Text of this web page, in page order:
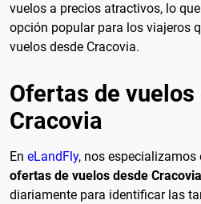
vuelos a precios atractivos, lo
opción popular para los viajeros
vuelos desde Cracovia.
Ofertas de vuelos
Cracovia
En eLandFly, nos especializamos
ofertas de vuelos desde Cracovia
diariamente para identificar las